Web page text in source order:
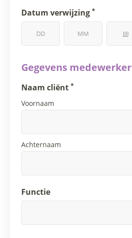
Datum verwijzing *
Gegevens medewerker
Naam cliënt *
Voornaam
Achternaam
Functie